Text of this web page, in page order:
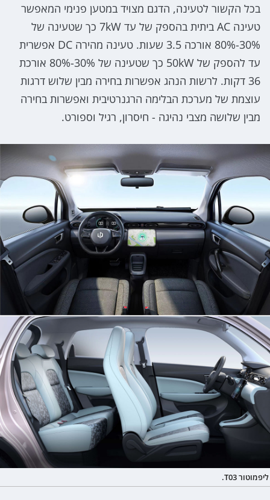
בכל הקשור לטעינה, הדגם מצויד במטען פנימי המאפשר
טעינה AC ביתית בהספק של עד 7kW כך שטעינה של
30%-80% אורכה 3.5 שעות. טעינה מהירה DC אפשרית
עד להספק של 50kW כך שטעינה של 30%-80% אורכת
36 דקות. לרשות הנהג אפשרות בחירה מבין שלוש דרגות
עוצמת של מערכת הבלימה הרגנרטיבית ואפשרות בחירה
מבין שלושה מצבי נהיגה - חיסרון, רגיל וספורט.
ליפמוטור T03.